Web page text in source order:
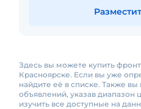
Здесь вы можете купить
Красноярске. Если вы уже
найдите её в списке. Также
объявлений, указав диапазон
изучить все доступные на